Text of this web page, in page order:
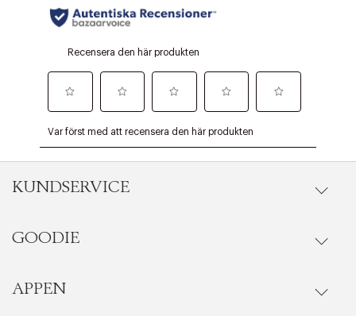
KUNDSERVICE
Onlineköp
Orderstatus
GOODIE
Förmåner
APPEN